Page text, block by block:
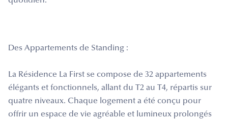
Des Appartements de Standing :
La Résidence La First se compose de 32 appartements
élégants et fonctionnels, allant du T2 au T4, répartis sur
quatre niveaux. Chaque logement a été conçu pour
offrir un espace de vie agréable et lumineux prolongés